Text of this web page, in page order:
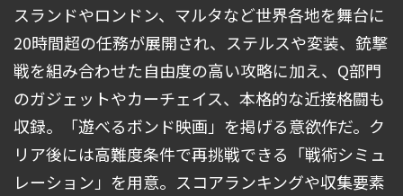
スランドやロンドン、マルタなど世界各地を舞台に
20時間超の任務が展開され、ステルスや変装、銃撃
戦を組み合わせた自由度の高い攻略に加え、Q部門
のガジェットやカーチェイス、本格的な近接格闘も
収録。「遊べるボンド映画」を掲げる意欲作だ。ク
リア後には高難度条件で再挑戦できる「戦術シミュ
レーション」を用意。スコアランキングや収集要素